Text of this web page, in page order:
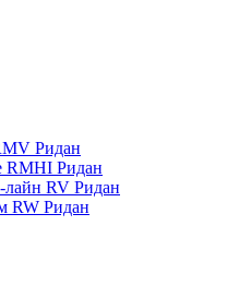
Ридан
RMHI Ридан
лайн RV Ридан
RW Ридан